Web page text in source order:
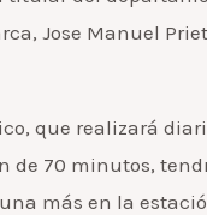
Jose Manuel
que realizará
70 minutos,
más en la